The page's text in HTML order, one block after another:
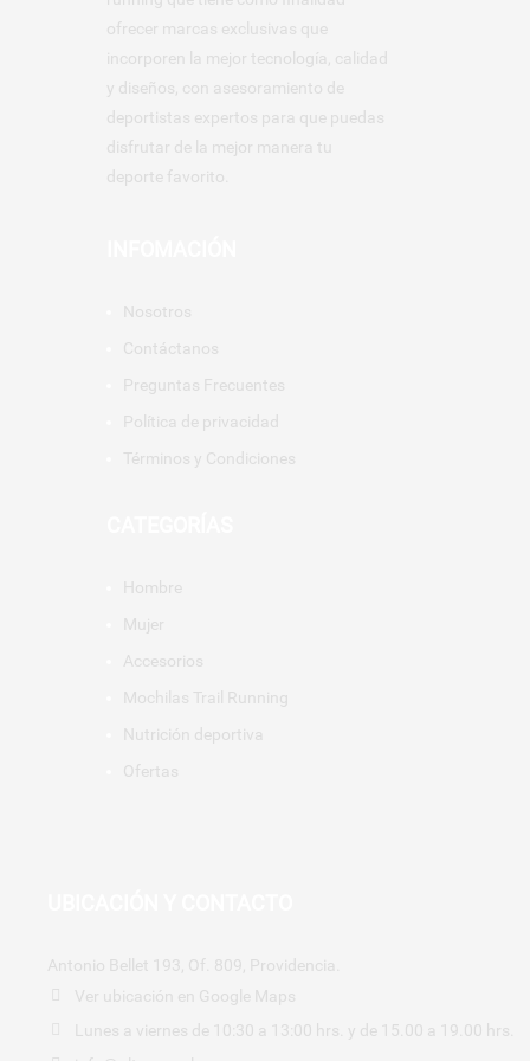
ofrecer marcas exclusivas que
incorporen la mejor tecnología, calidad
y diseños, con asesoramiento de
deportistas expertos para que puedas
disfrutar de la mejor manera tu
deporte favorito.
Nosotros
Contáctanos
Preguntas Frecuentes
Política de privacidad
Términos y Condiciones
Hombre
Mujer
Accesorios
Mochilas Trail Running
Nutrición deportiva
Ofertas
Antonio Bellet 193, Of. 809, Providencia.
Ver ubicación en Google Maps
Lunes a viernes de 10:30 a 13:00 hrs. y de 15.00 a 19.00 hrs.